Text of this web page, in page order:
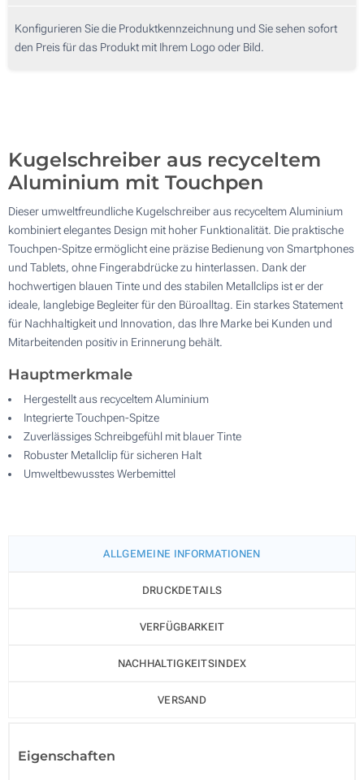
125
250
Konfigurieren Sie die Produktkennzeichnung und Sie sehen sofort
den Preis für das Produkt mit Ihrem Logo oder Bild.
Kugelschreiber aus recyceltem
Aluminium mit Touchpen
Dieser umweltfreundliche Kugelschreiber aus recyceltem Aluminium
kombiniert elegantes Design mit hoher Funktionalität. Die praktische
Touchpen-Spitze ermöglicht eine präzise Bedienung von Smartphones
und Tablets, ohne Fingerabdrücke zu hinterlassen. Dank der
hochwertigen blauen Tinte und des stabilen Metallclips ist er der
ideale, langlebige Begleiter für den Büroalltag. Ein starkes Statement
für Nachhaltigkeit und Innovation, das Ihre Marke bei Kunden und
Mitarbeitenden positiv in Erinnerung behält.
Hauptmerkmale
Hergestellt aus recyceltem Aluminium
Integrierte Touchpen-Spitze
Zuverlässiges Schreibgefühl mit blauer Tinte
Robuster Metallclip für sicheren Halt
Umweltbewusstes Werbemittel
ALLGEMEINE INFORMATIONEN
DRUCKDETAILS
VERFÜGBARKEIT
NACHHALTIGKEITSINDEX
VERSAND
Eigenschaften